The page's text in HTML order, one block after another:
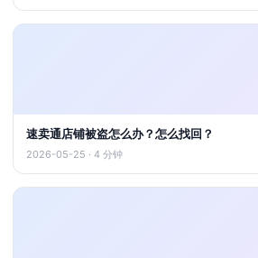
速卖通店铺被盗怎么办？怎么找回？
2026-05-25 · 4 分钟